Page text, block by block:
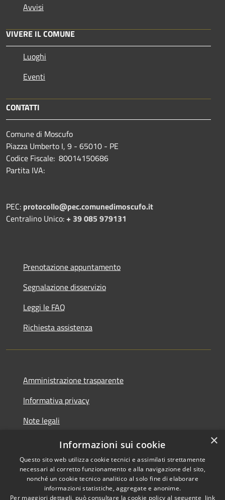
Avvisi
VIVERE IL COMUNE
Luoghi
Eventi
CONTATTI
Comune di Moscufo
Piazza Umberto I, 9 - 65010 - PE
Codice Fiscale: 80014150686
Partita IVA:
PEC: protocollo@pec.comunedimoscufo.it
Centralino Unico:+ 39 085 979131
Prenotazione appuntamento
Segnalazione disservizio
Leggi le FAQ
Richiesta assistenza
Amministrazione trasparente
Informativa privacy
Note legali
Dichiarazione di accessibilità
RSS
Copyright © 2026 • Comune di
×
Informazioni sui cookie
Questo sito web utilizza cookie tecnici e assimilati strettamente
necessari al corretto funzionamento e alla navigazione del sito,
nonché un cookie tecnico analitico al solo fine di elaborare
informazioni statistiche, aggregate e anonime.
Per maggiori dettagli, può consultare la cookie policy al seguente link